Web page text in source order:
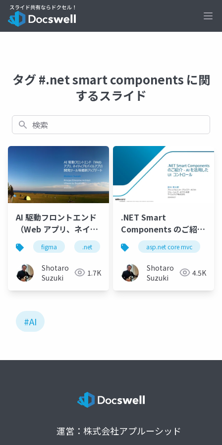
タグ #.net smart components に関
するスライド
検索
AI 駆動フロントエンド
（Web アプリ、ネイテ
ィブモバイルアプリ）
開発ツール等最新アッ
プデート
figma .net .net smart components
Shotaro
Suzuki
1.7K
.NET Smart
Components のご紹介
- AI を活用した UI コン
トロール
asp.net core mvc
Shotaro
Suzuki
4.5K
#AI
運営：株式会社アプルーシッド